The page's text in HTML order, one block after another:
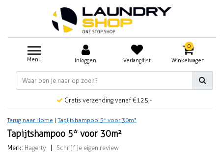
Menu Inloggen Verlanglijst
0
Winkelwagen
Gratis verzending vanaf €125,-
Terug naar Home |Tapijtshampoo 5* voor 30m²
Tapijtshampoo 5* voor 30m²
Merk: Hagerty Schrijf je eigen review